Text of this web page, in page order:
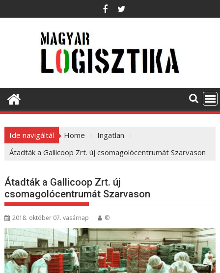
k
o
t
Ide navigáltál Home
Ingatlan
Átadták a Gallicoop Zrt. új csomagolócentrumát Szarvason
Átadták a Gallicoop Zrt. új
csomagolócentrumát Szarvason
2018. október 07. vasárnap ©